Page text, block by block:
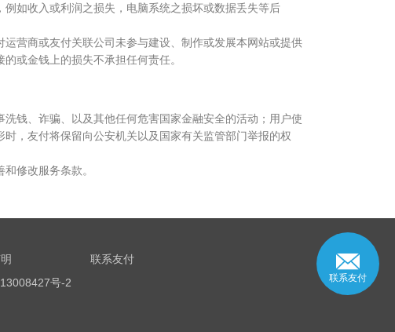
如收入或利润之损失，电脑系统之损坏或数据丢失等后
营商或友付关联公司未参与建设、制作或发展本网站或提供
或金钱上的损失不承担任何责任。
钱、诈骗、以及其他任何危害国家金融安全的活动；用户使
，友付将保留向公安机关以及国家有关监管部门举报的权
修改服务条款。
联系友付
联系友付
号-2